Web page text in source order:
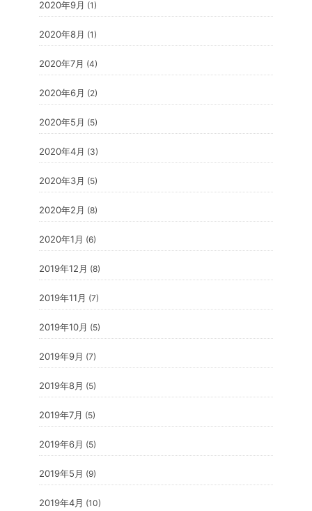
2020年9月 (1)
2020年8月 (1)
2020年7月 (4)
2020年6月 (2)
2020年5月 (5)
2020年4月 (3)
2020年3月 (5)
2020年2月 (8)
2020年1月 (6)
2019年12月 (8)
2019年11月 (7)
2019年10月 (5)
2019年9月 (7)
2019年8月 (5)
2019年7月 (5)
2019年6月 (5)
2019年5月 (9)
2019年4月 (10)